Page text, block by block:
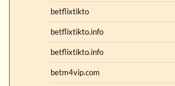
betflixtikto
betflixtikto.info
betflixtikto.info
betm4vip.com